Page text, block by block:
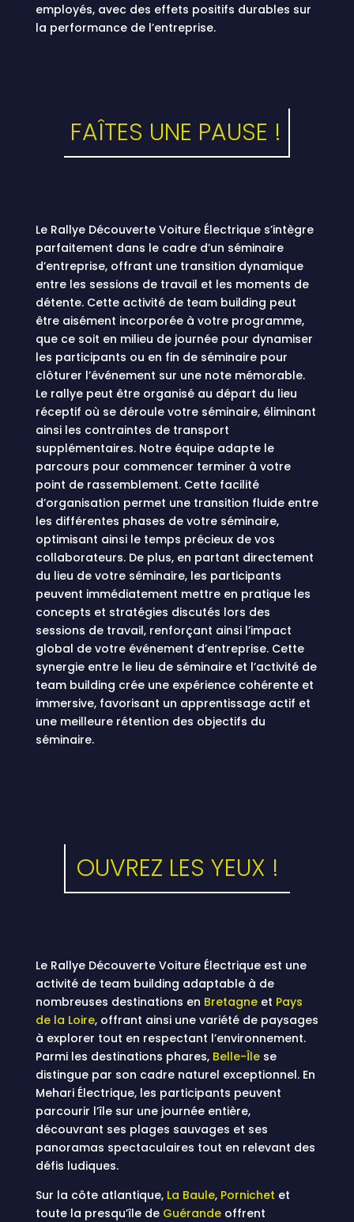
employés, avec des effets positifs durables sur
la performance de l’entreprise.
FAÎTES UNE PAUSE !
Le Rallye Découverte Voiture Électrique s’intègre
parfaitement dans le cadre d’un séminaire
d’entreprise, offrant une transition dynamique
entre les sessions de travail et les moments de
détente. Cette activité de team building peut
être aisément incorporée à votre programme,
que ce soit en milieu de journée pour dynamiser
les participants ou en fin de séminaire pour
clôturer l’événement sur une note mémorable.
Le rallye peut être organisé au départ du lieu
réceptif où se déroule votre séminaire, éliminant
ainsi les contraintes de transport
supplémentaires. Notre équipe adapte le
parcours pour commencer terminer à votre
point de rassemblement. Cette facilité
d’organisation permet une transition fluide entre
les différentes phases de votre séminaire,
optimisant ainsi le temps précieux de vos
collaborateurs. De plus, en partant directement
du lieu de votre séminaire, les participants
peuvent immédiatement mettre en pratique les
concepts et stratégies discutés lors des
sessions de travail, renforçant ainsi l’impact
global de votre événement d’entreprise. Cette
synergie entre le lieu de séminaire et l’activité de
team building crée une expérience cohérente et
immersive, favorisant un apprentissage actif et
une meilleure rétention des objectifs du
séminaire.
Le Rallye Découverte Voiture Électrique est une
activité de team building adaptable à de
nombreuses destinations en Bretagneet Pays
de la Loire, offrant ainsi une variété de paysages
à explorer tout en respectant l’environnement.
Parmi les destinations phares, Belle-Îlese
distingue par son cadre naturel exceptionnel. En
Mehari Électrique, les participants peuvent
parcourir l’île sur une journée entière,
découvrant ses plages sauvages et ses
panoramas spectaculaires tout en relevant des
défis ludiques.
Sur la côte atlantique, La Baule, Pornichet et
toute la presqu’île de Guérandeoffrent
OUVREZ LES YEUX !